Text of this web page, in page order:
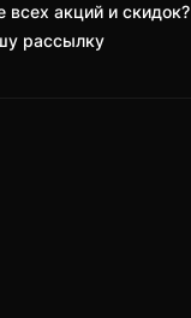
всех акций и скидок?
рассылку